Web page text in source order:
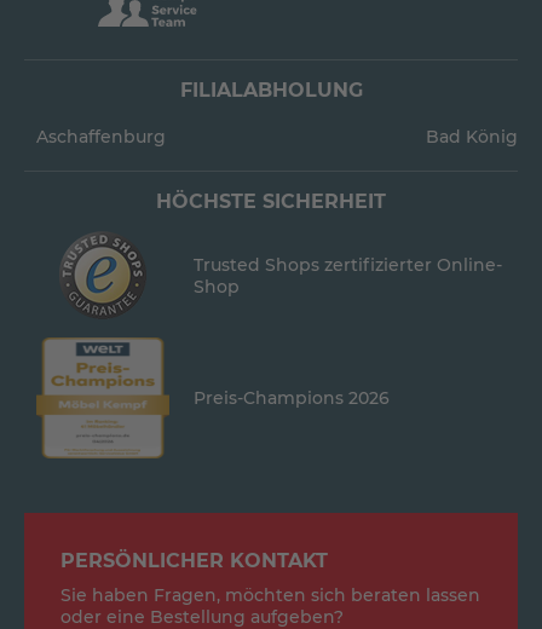
FILIALABHOLUNG
Aschaffenburg Bad König
HÖCHSTE SICHERHEIT
Trusted Shops zertifizierter Online-
Shop
Preis-Champions 2026
PERSÖNLICHER KONTAKT
Sie haben Fragen, möchten sich beraten lassen
oder eine Bestellung aufgeben?